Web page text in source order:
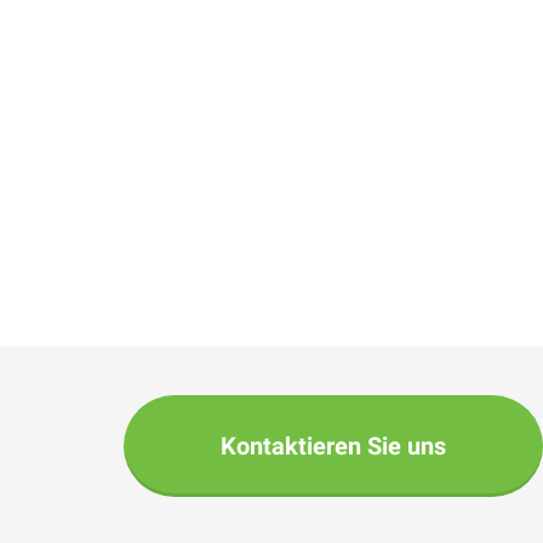
Kontaktieren Sie uns